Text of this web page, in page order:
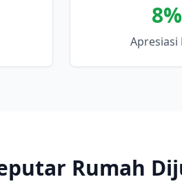
8%
Apresiasi
Rumah